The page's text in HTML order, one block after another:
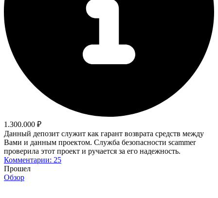
1.300.000 ₽
Данный депозит служит как гарант возврата средств между
Вами и данным проектом. Служба безопасности scammer
проверила этот проект и ручается за его надежность.
Комментарии: 25
Прошел
Обзор